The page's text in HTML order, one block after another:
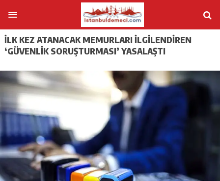
İLK KEZ ATANACAK MEMURLARI ILGILENDIREN
‘GÜVENLIK SORUŞTURMASI’ YASALAŞTI